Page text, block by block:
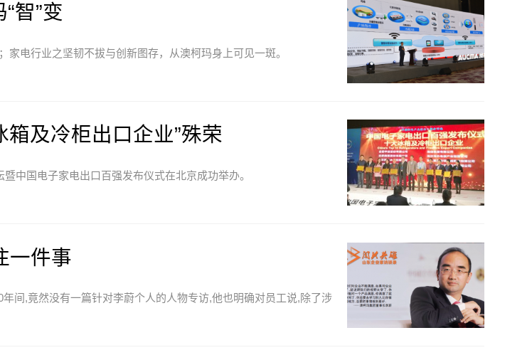
智”变
家电行业之坚韧不拔与创新图存，从澳柯玛身上可见一斑。
箱及冷柜出口企业”殊荣
中国电子家电出口百强发布仪式在北京成功举办。
一件事
间,竟然没有一篇针对李蔚个人的人物专访,他也明确对员工说,除了涉